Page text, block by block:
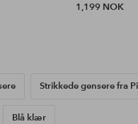
1,199 NOK
Strikkede gensere fra
Blå klær